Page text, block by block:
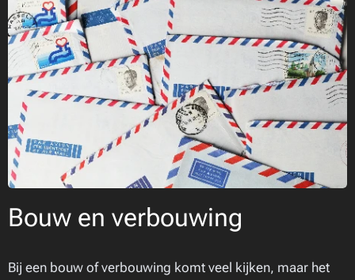
Bouw en verbouwing
Bij een bouw of verbouwing komt veel kijken, maar het